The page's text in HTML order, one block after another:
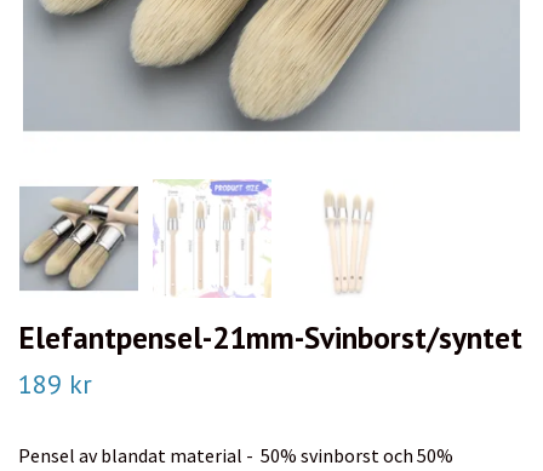
Elefantpensel-21mm-Svinborst/syntet
189 kr
Pensel av blandat material - 50% svinborst och 50%